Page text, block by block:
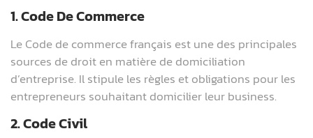
1. Code De Commerce
Le Code de commerce français est une des principales
sources de droit en matière de domiciliation
d’entreprise. Il stipule les règles et obligations pour les
entrepreneurs souhaitant domicilier leur business.
2. Code Civil